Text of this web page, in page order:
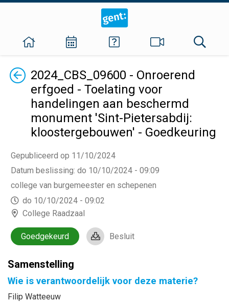
Terug2024_CBS_09600 - Onroerend
erfgoed - Toelating voor
handelingen aan beschermd
monument 'Sint-Pietersabdij:
kloostergebouwen' - Goedkeuring
Gepubliceerd op 11/10/2024
Datum beslissing: do 10/10/2024 - 09:09
college van burgemeester en schepenen
do 10/10/2024 - 09:02
College Raadzaal
Goedgekeurd Besluit
Samenstelling
Wie is verantwoordelijk voor deze materie?
Filip Watteeuw